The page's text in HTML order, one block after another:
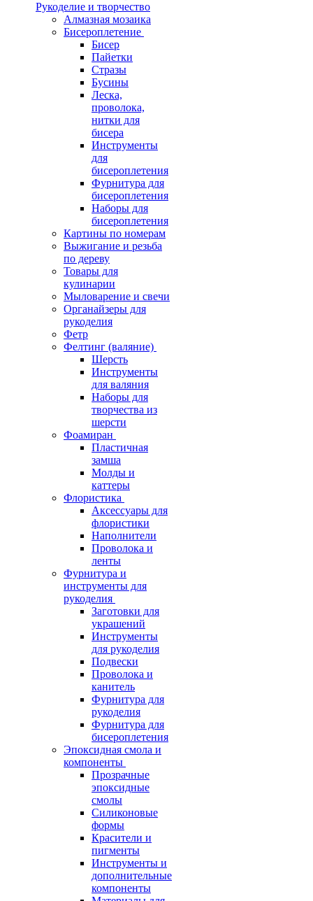
Рукоделие и творчество
Алмазная мозаика
Бисероплетение
Бисер
Пайетки
Стразы
Бусины
Леска,
проволока,
нитки для
бисера
Инструменты
для
бисероплетения
Фурнитура для
бисероплетения
Наборы для
бисероплетения
Картины по номерам
Выжигание и резьба
по дереву
Товары для
кулинарии
Мыловарение и свечи
Органайзеры для
рукоделия
Фетр
Фелтинг (валяние)
Шерсть
Инструменты
для валяния
Наборы для
творчества из
шерсти
Фоамиран
Пластичная
замша
Молды и
каттеры
Флористика
Аксессуары для
флористики
Наполнители
Проволока и
ленты
Фурнитура и
инструменты для
рукоделия
Заготовки для
украшений
Инструменты
для рукоделия
Подвески
Проволока и
канитель
Фурнитура для
рукоделия
Фурнитура для
бисероплетения
Эпоксидная смола и
компоненты
Прозрачные
эпоксидные
смолы
Силиконовые
формы
Красители и
пигменты
Инструменты и
дополнительные
компоненты